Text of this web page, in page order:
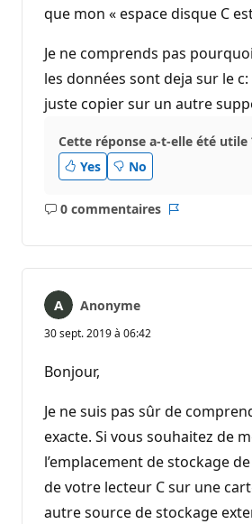
que mon « espace disque C
Je ne comprends pas
les données sont deja sur le
juste copier sur un autre
Cette réponse a-t-elle été utile
Yes
No
0 commentaires
Aucun
Anonyme
30 sept. 2019 à 06:42
Bonjour,
Je ne suis pas sûr de
exacte. Si vous souhaitez de
l’emplacement de stockage
de votre lecteur C sur une
autre source de stockage